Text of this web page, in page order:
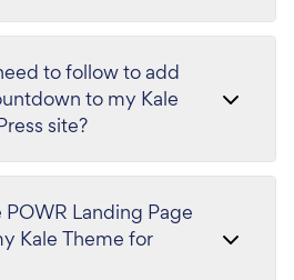
to follow to add
to my Kale
site?
Landing Page
Kale Theme for